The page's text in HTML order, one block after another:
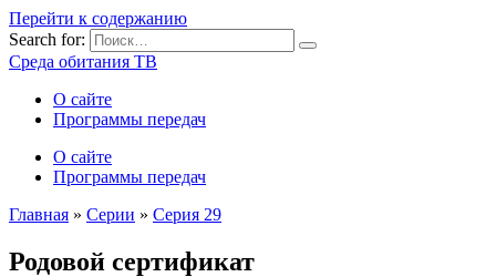
Перейти к содержанию
Search for:
Среда обитания ТВ
О сайте
Программы передач
О сайте
Программы передач
Главная » Серии » Серия 29
Родовой сертификат